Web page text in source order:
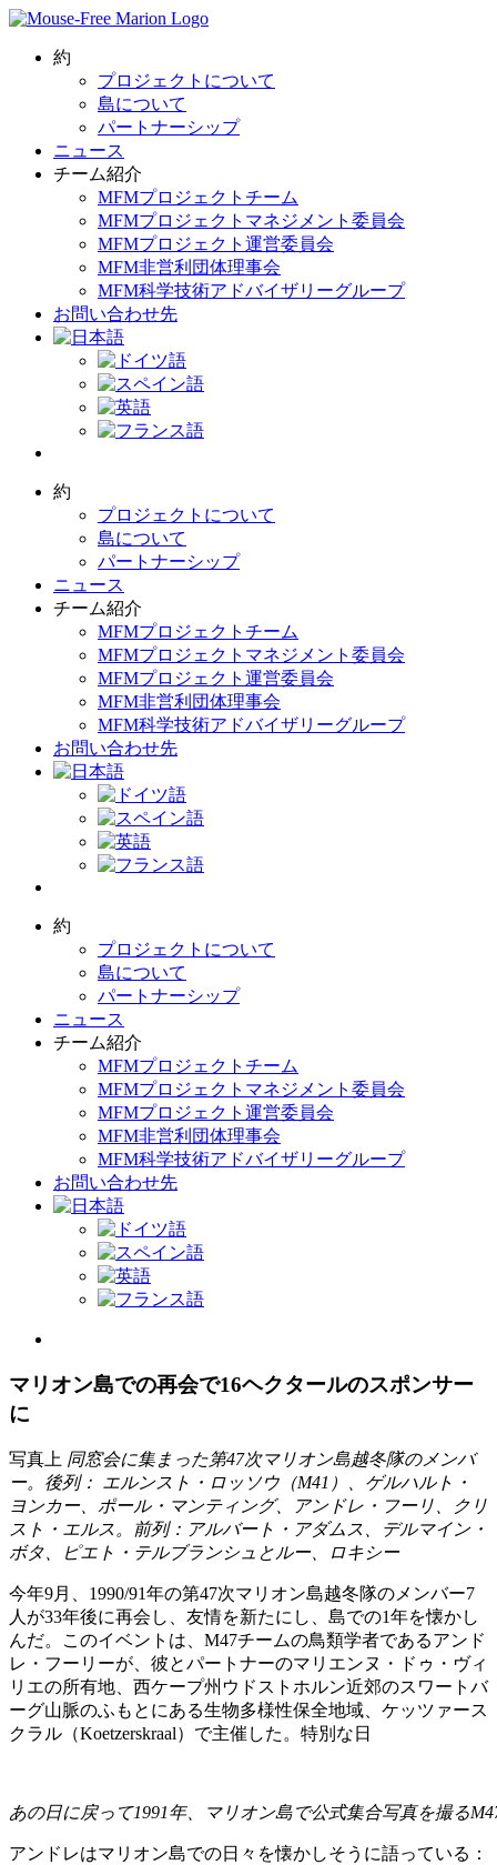
Skip
content約
プロジェクトについて
島について
パートナーシップ
ニュース
チーム紹介
MFMプロジェクトチーム
MFMプロジェクトマネジメント委員会
MFMプロジェクト運営委員会
MFM非営利団体理事会
MFM科学技術アドバイザリーグループ
お問い合わせ先
約
プロジェクトについて
島について
パートナーシップ
ニュース
チーム紹介
MFMプロジェクトチーム
MFMプロジェクトマネジメント委員会
MFMプロジェクト運営委員会
MFM非営利団体理事会
MFM科学技術アドバイザリーグループ
お問い合わせ先
約
プロジェクトについて
島について
パートナーシップ
ニュース
チーム紹介
MFMプロジェクトチーム
MFMプロジェクトマネジメント委員会
MFMプロジェクト運営委員会
MFM非営利団体理事会
MFM科学技術アドバイザリーグループ
お問い合わせ先
Image
マリオン島での再会で16ヘクタールのスポンサー
に
写真上 同窓会に集まった第47次マリオン島越冬隊のメンバ
ー。後列： エルンスト・ロッソウ（M41）、ゲルハルト・
ヨンカー、ポール・マンティング、アンドレ・フーリ、クリ
スト・エルス。前列：アルバート・アダムス、デルマイン・
ボタ、ピエト・テルブランシュとルー、ロキシー
今年9月、1990/91年の第47次マリオン島越冬隊のメンバー7
人が33年後に再会し、友情を新たにし、島での1年を懐かし
んだ。このイベントは、M47チームの鳥類学者であるアンド
レ・フーリーが、彼とパートナーのマリエンヌ・ドゥ・ヴィ
リエの所有地、西ケープ州ウドストホルン近郊のスワートバ
ーグ山脈のふもとにある生物多様性保全地域、ケッツァース
クラル（Koetzerskraal）で主催した。特別な日
あの日に戻って1991年、マリオン島で公式集合写真を撮る
アンドレはマリオン島での日々を懐かしそうに語っている：